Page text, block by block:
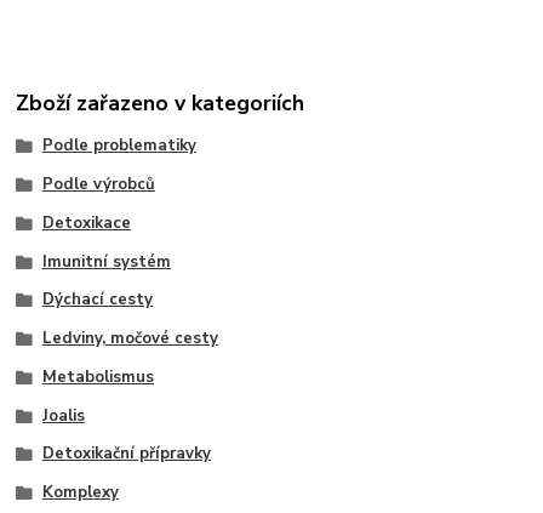
Zboží zařazeno v kategoriích
Podle problematiky
Podle výrobců
Detoxikace
Imunitní systém
Dýchací cesty
Ledviny, močové cesty
Metabolismus
Joalis
Detoxikační přípravky
Komplexy